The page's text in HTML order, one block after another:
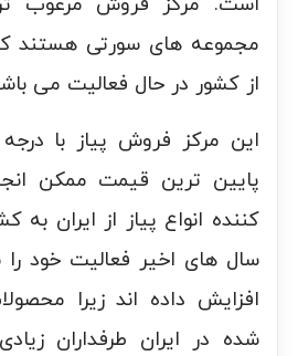
مجموعه های سورتی هستند
از کشور در حال فعالیت می
این مرکز فروش پیاز با درجه
پایین ترین قیمت ممکن
کننده انواع پیاز از ایران
سال های اخیر فعالیت خود
افزایش داده اند زیرا
شده در ایران طرفداران